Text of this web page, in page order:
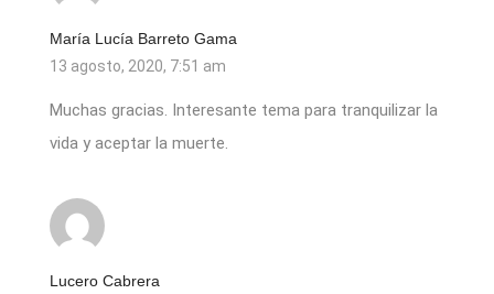
María Lucía Barreto Gama
13 agosto, 2020, 7:51 am
Muchas gracias. Interesante tema para tranquilizar la
vida y aceptar la muerte.
Lucero Cabrera